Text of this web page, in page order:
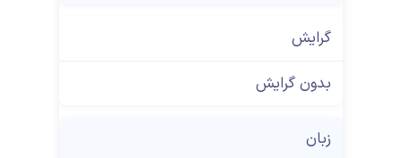
گرایش
بدون گرایش
زبان